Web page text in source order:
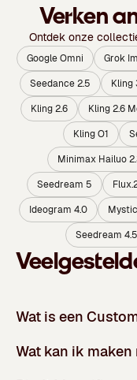
Verken
Ontdek onze
Google Omni Grok
Seedance 2.5
Kling
Kling 2.6
Kling 2.6
Kling O1
Minimax Hailuo
Seedream 5
Ideogram 4.0
Mystic
Seedream 4.5
Wat is een
Wat kan ik